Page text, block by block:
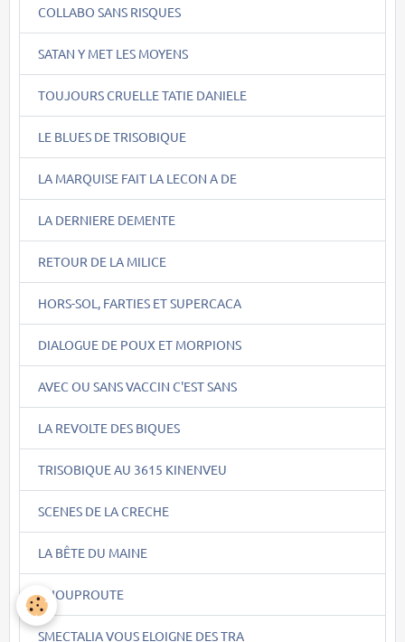
COLLABO SANS RISQUES
SATAN Y MET LES MOYENS
TOUJOURS CRUELLE TATIE DANIELE
LE BLUES DE TRISOBIQUE
LA MARQUISE FAIT LA LECON A DE
LA DERNIERE DEMENTE
RETOUR DE LA MILICE
HORS-SOL, FARTIES ET SUPERCACA
DIALOGUE DE POUX ET MORPIONS
AVEC OU SANS VACCIN C'EST SANS
LA REVOLTE DES BIQUES
TRISOBIQUE AU 3615 KINENVEU
SCENES DE LA CRECHE
LA BÊTE DU MAINE
CHOUPROUTE
SMECTALIA VOUS ELOIGNE DES TRA